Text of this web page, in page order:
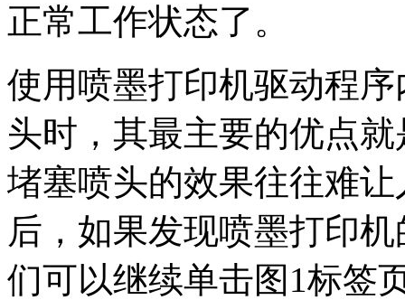
正常工作状态了。
使用喷墨打印机驱动程
头时，其最主要的优点
堵塞喷头的效果往往难
后，如果发现喷墨打印
们可以继续单击图1标签